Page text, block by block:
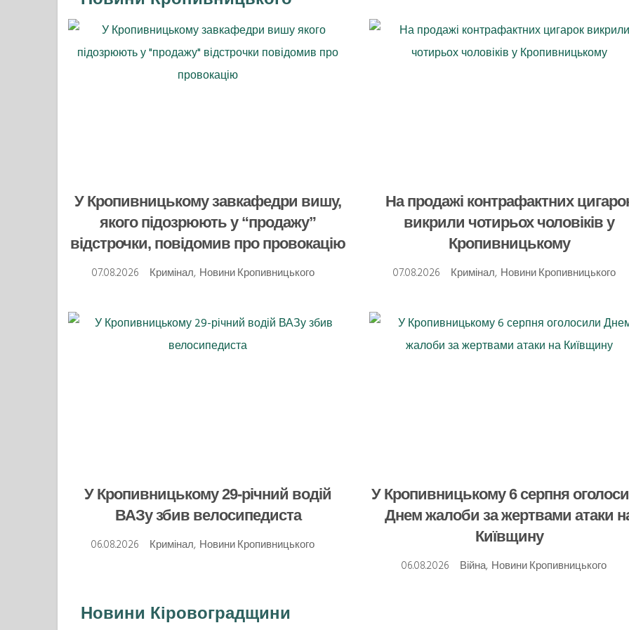
У Кропивницькому завкафедри вишу,
якого підозрюють у “продажу”
відстрочки, повідомив про провокацію
07.08.2026
Кримінал, Новини Кропивницького
На продажі контрафактних
викрили чотирьох чоловіків у
Кропивницькому
07.08.2026
Кримінал, Новини Кропивницького
У Кропивницькому 29-річний водій
ВАЗу збив велосипедиста
06.08.2026
Кримінал, Новини Кропивницького
У Кропивницькому 6 серпня
Днем жалоби за жертвами атаки
Київщину
06.08.2026
Війна, Новини Кропивницького
Новини Кіровоградщини